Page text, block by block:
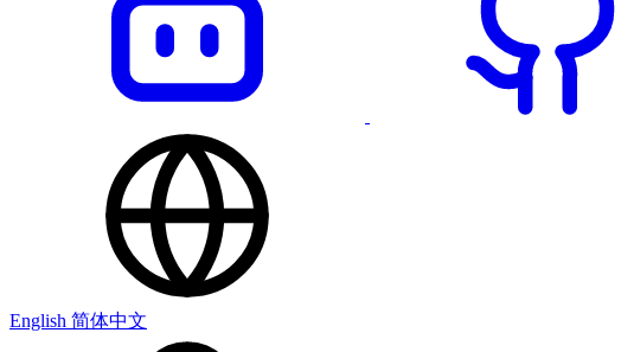
English 简体中文